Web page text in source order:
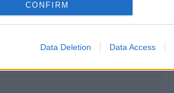
CONFIRM
Data Deletion Data Access